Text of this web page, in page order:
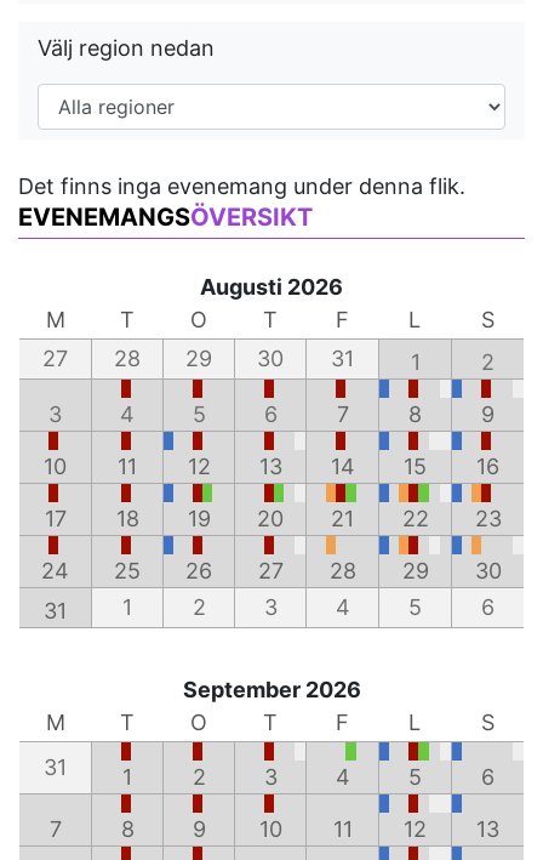
Välj region nedan
Det finns inga evenemang under denna flik.
EVENEMANGSÖVERSIKT
Augusti 2026
M
T O T F L
S
27
28 29 30 31 1 2
3 4 5 6 7 8 9
10 11 12 13 14 15 16
17 18 19 20 21 22 23
24 25 26 27 28 29
30
31
1 2 3 4 5 6
September 2026
M
T O T F L
S
31
1 2 3 4 5 6
7 8 9 10 11 12 13